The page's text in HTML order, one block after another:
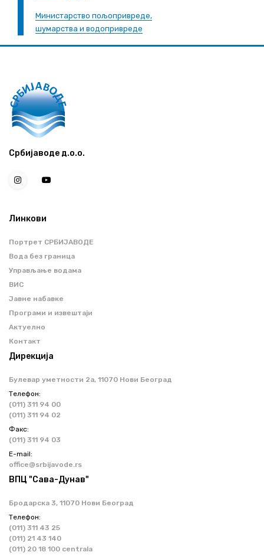
Министарство пољопривреде,
шумарства и водопривреде
Србијаводе д.о.о.
Линкови
Портрет СРБИЈАВОДЕ
Вода без граница
Управљање водама
ВИС
Јавне набавке
Програми и извештаји
Актуелно
Контакт
Дирекција
Булевар уметности 2a, 11070 Нови Београд
Телефон:
(011) 311 94 00
(011) 311 94 02
Факс:
(011) 311 94 03
Е-mail:
office@srbijavode.rs
ВПЦ "Сава-Дунав"
Бродарска 3, 11070 Нови Београд
Телефон:
(011) 311 43 25
(011) 21 43 140
(011) 20 18 100 centrala